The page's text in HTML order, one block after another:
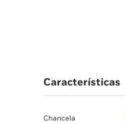
Características
Chancela